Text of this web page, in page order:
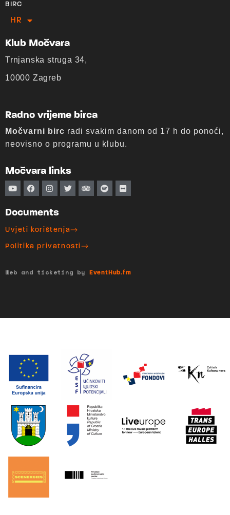
BIRC
HR
EN
Klub Močvara
Trnjanska struga 34,
10000 Zagreb
Radno vrijeme birca
Močvarni birc radi svakim danom od 17 h do ponoći,
neovisno o programu u klubu.
Močvara links
Documents
Uvjeti korištenja
Politika privatnosti
Web and ticketing by EventHub.fm